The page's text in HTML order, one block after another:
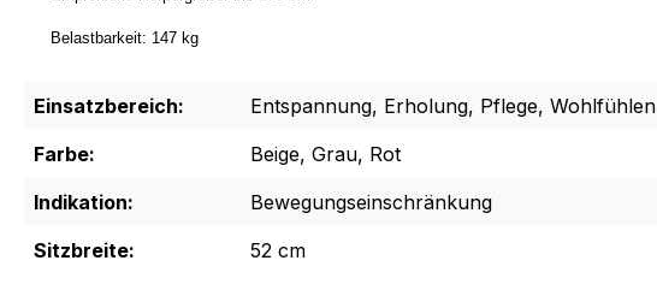
Belastbarkeit: 147 kg
Einsatzbereich:
Entspannung, Erholung, Pflege, Wohlfühlen
Farbe:
Beige, Grau, Rot
Indikation:
Bewegungseinschränkung
Sitzbreite:
52 cm